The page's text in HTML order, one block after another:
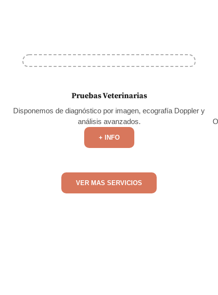
Pruebas Veterinarias
Disponemos de diagnóstico por imagen, ecografía Doppler y
análisis avanzados.
+ INFO
VER MAS SERVICIOS